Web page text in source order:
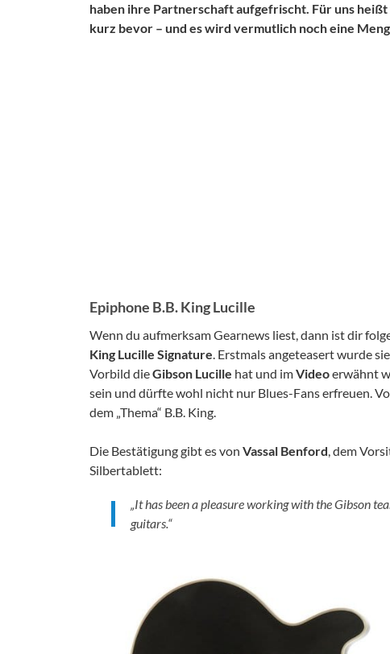
haben ihre Partnerschaft aufgefrischt. Für uns heißt
kurz bevor – und es wird vermutlich noch eine
Epiphone B.B. King Lucille
Wenn du aufmerksam Gearnews liest, dann ist dir
King Lucille Signature. Erstmals angeteasert wurde
Vorbild dieGibson Lucille hat und imVideoerwähnt
sein und dürfte wohl nicht nur Blues-Fans erfreuen.
dem „Thema“ B.B. King.
Die Bestätigung gibt es von Vassal Benford, dem
Silbertablett:
„It has been a pleasure working with the Gibson
guitars.“